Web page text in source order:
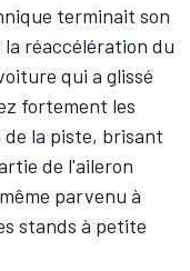
terminait son
réaccélération du
qui a glissé
fortement les
la piste, brisant
de l'aileron
parvenu à
stands à petite